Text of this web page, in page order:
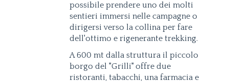
possibile prendere uno dei molti
sentieri immersi nelle campagne o
dirigersi verso la collina per fare
dell'ottimo e rigenerante trekking.
A 600 mt dalla struttura il piccolo
borgo del "Grilli" offre due
ristoranti, tabacchi, una farmacia e